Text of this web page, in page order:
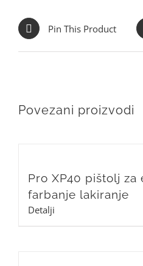
Pin This Product
Povezani proizvodi
Pro XP40 pištolj za
farbanje lakiranje
Detalji